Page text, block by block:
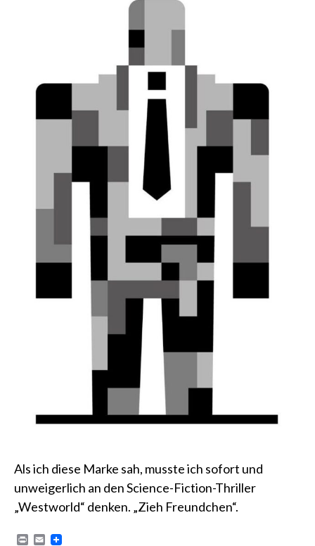
Als ich diese Marke sah, musste ich sofort und
unweigerlich an den Science-Fiction-Thriller
„Westworld“ denken. „Zieh Freundchen“.
P
E